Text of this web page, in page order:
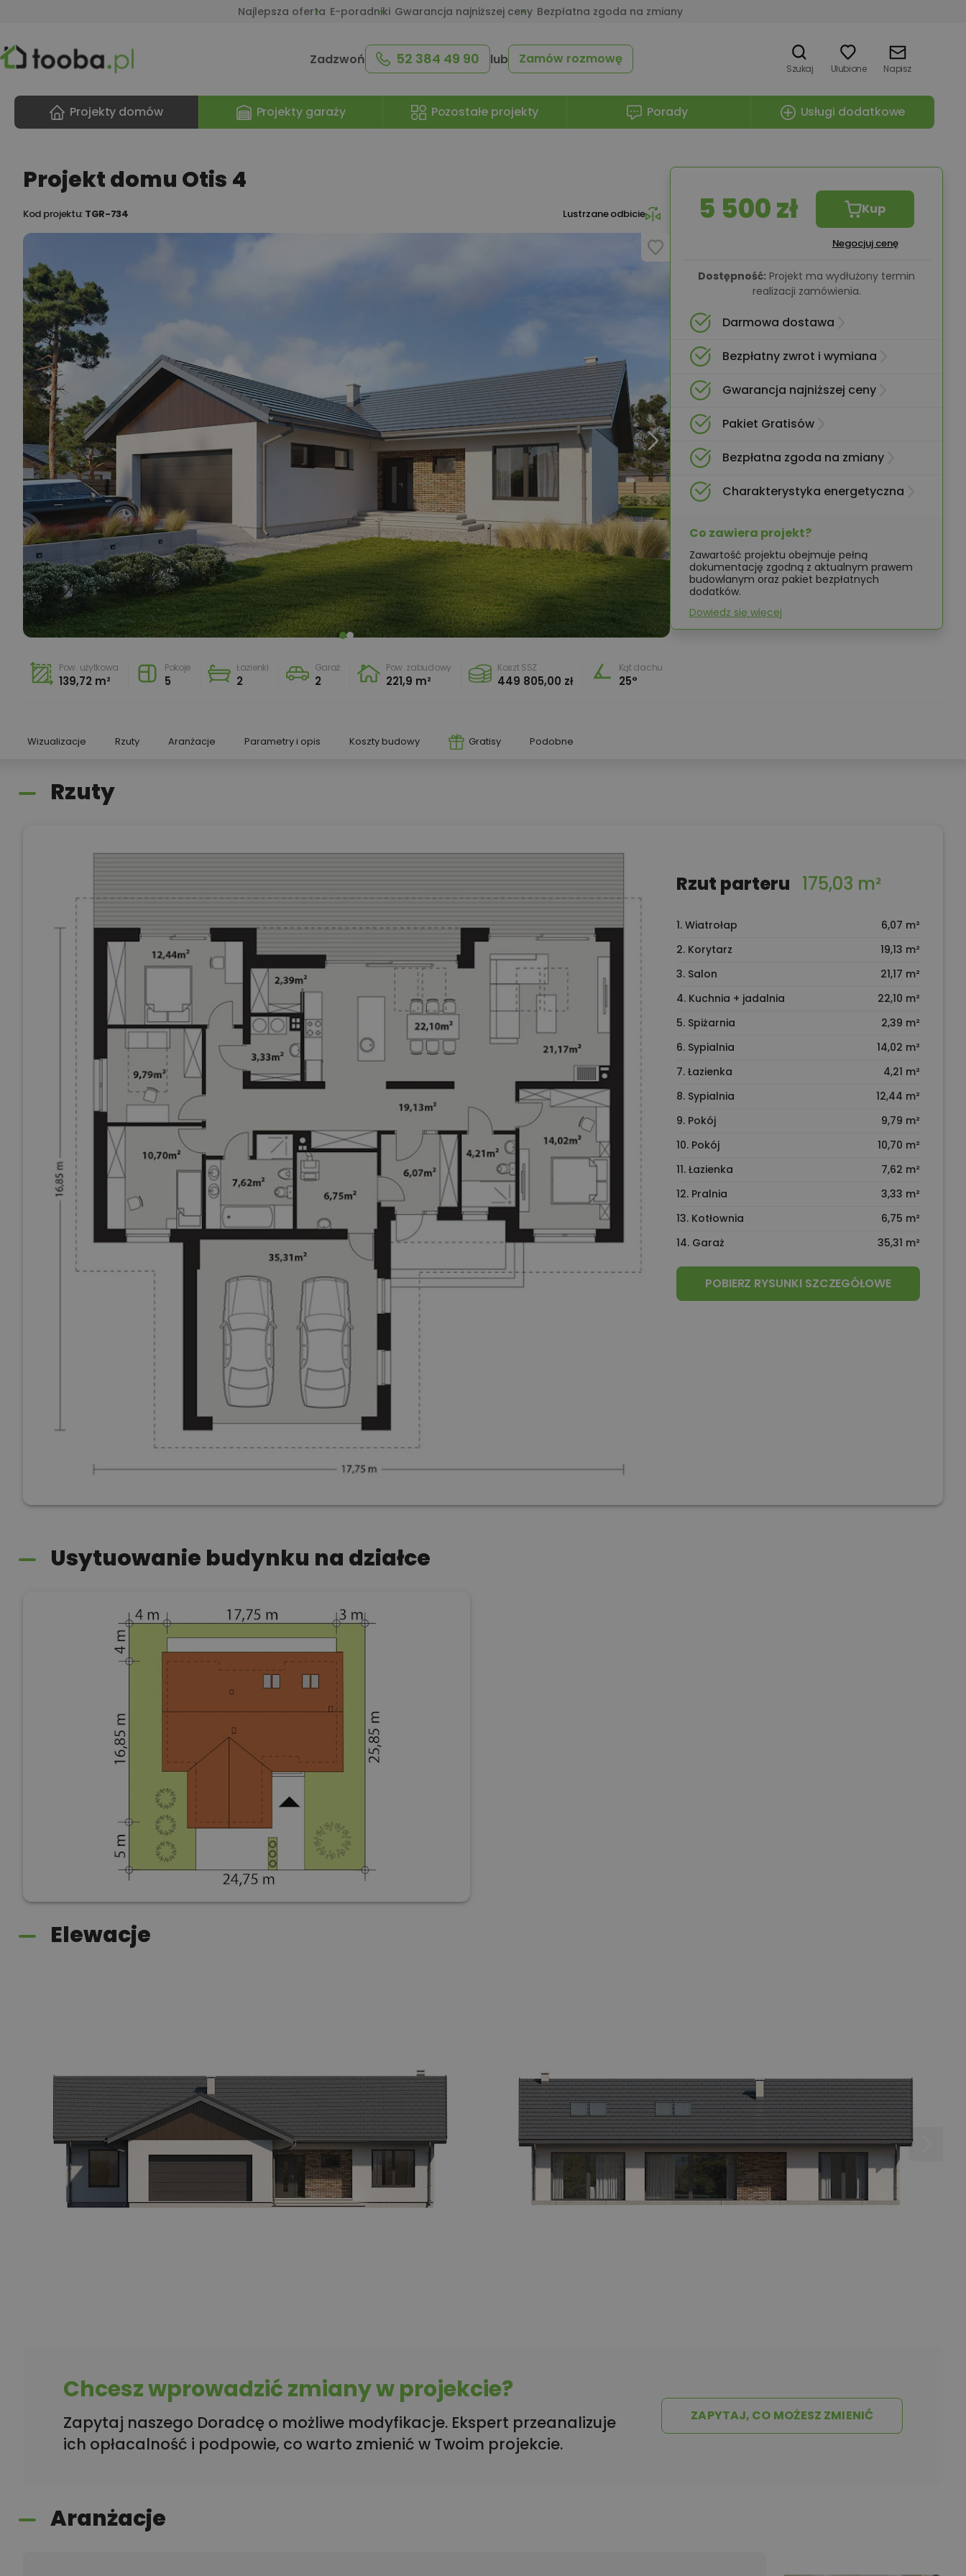
Najlepsza oferta E-poradniki Gwarancja najniższej ceny Bezpłatna zgoda na zmiany
Zadzwoń 52 384 49 90 lub Zamów rozmowę
Szukaj Ulubione Napisz
Projekty domów Projekty garaży Pozostałe projekty Porady Usługi dodatkowe
Projekt domu Otis 4
Kod projektu: TGR-734 Lustrzane odbicie
Pow. użytkowa
139,72 m²
Pokoje
5
Łazienki
2
Garaż
2
Pow. zabudowy
221,9 m²
Koszt SSZ
449 805,00 zł
Kąt dachu
25°
5 500 zł Kup
Negocjuj cenę
Dostępność: Projekt ma wydłużony termin
realizacji zamówienia.
Darmowa dostawa
Bezpłatny zwrot i wymiana
Gwarancja najniższej ceny
Pakiet Gratisów
Bezpłatna zgoda na zmiany
Charakterystyka energetyczna
Co zawiera projekt?
Zawartość projektu obejmuje pełną
dokumentację zgodną z aktualnym prawem
budowlanym oraz pakiet bezpłatnych
dodatków.
Dowiedz się więcej
Wizualizacje Rzuty Aranżacje Parametry i opis Koszty budowy Gratisy Podobne
Rzuty
Rzut parteru 175,03 m²
1. Wiatrołap
6,07 m²
2. Korytarz
19,13 m²
3. Salon
21,17 m²
4. Kuchnia + jadalnia
22,10 m²
5. Spiżarnia
2,39 m²
6. Sypialnia
14,02 m²
7. Łazienka
4,21 m²
8. Sypialnia
12,44 m²
9. Pokój
9,79 m²
10. Pokój
10,70 m²
11. Łazienka
7,62 m²
12. Pralnia
3,33 m²
13. Kotłownia
6,75 m²
14. Garaż
35,31 m²
POBIERZ RYSUNKI SZCZEGÓŁOWE
Usytuowanie budynku na działce
Elewacje
Chcesz wprowadzić zmiany w projekcie?
Zapytaj naszego Doradcę o możliwe modyfikacje. Ekspert przeanalizuje
ich opłacalność i podpowie, co warto zmienić w Twoim projekcie.
ZAPYTAJ, CO MOŻESZ ZMIENIĆ
Aranżacje